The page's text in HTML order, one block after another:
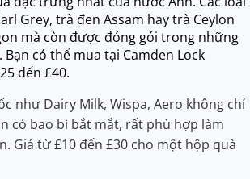
Grey, trà đen Assam hay trà Ceylon
mà còn được đóng gói trong những
có thể mua tại Camden Lock
đến £40.
như Dairy Milk, Wispa, Aero không chỉ
có bao bì bắt mắt, rất phù hợp làm
Giá từ £10 đến £30 cho một hộp quà